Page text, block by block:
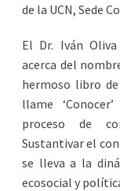
de la UCN, Sede
El Dr. Iván
acerca del
hermoso libro
llame
proceso de
Sustantivar el
se lleva a la
ecosocial y